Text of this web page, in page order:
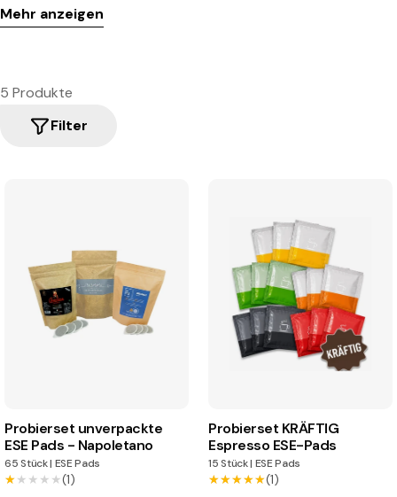
Wasser kommt ausschließlich mit Kaffee und Filterpapier in
Mit unseren ESE-Probierset haben Sie die Möglichkeit eine
Vielzahl an unterschiedlichen ESE Kaffee und Espressopads
Mehr anzeigen
5 Produkte
Filter
Probierset unverpackte
ESE Pads - Napoletano
65 Stück| ESE Pads
★★★★★
★★★★★(1)
Probierset KRÄFTIG
Espresso ESE-Pads
15 Stück| ESE Pads
★★★★★
★★★★★(1)